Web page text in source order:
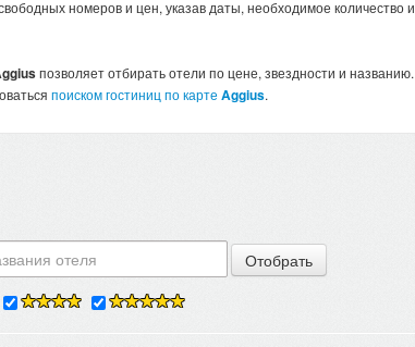
номеров и цен, указав даты, необходимое количество и
позволяет отбирать отели по цене, звездности и названию.
поиском гостиниц по карте Aggius.